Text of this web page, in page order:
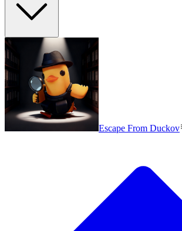
Escape From Duckov